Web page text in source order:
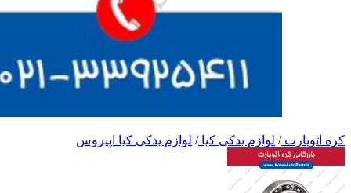
کره اتوپارت/ لوازم یدکی کیا/ لوازم یدکی کیا اپیروس